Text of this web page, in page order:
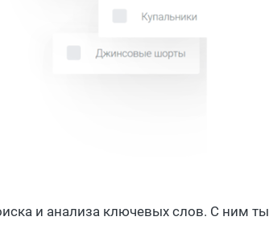
и анализа ключевых слов. С ним ты